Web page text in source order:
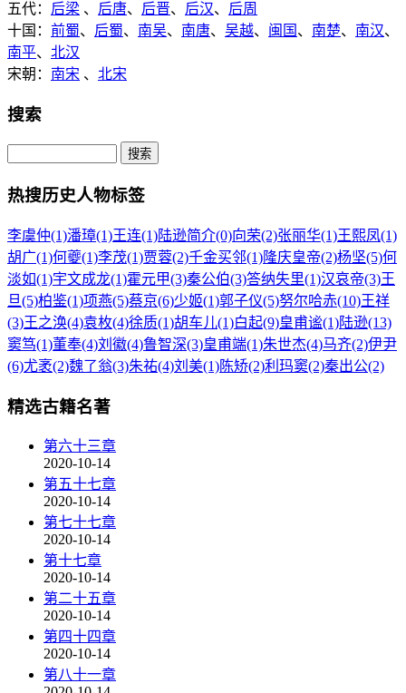
五代： 后梁 、 后唐、 后晋、 后汉、 后周
十国： 前蜀、 后蜀、 南吴、 南唐、 吴越、 闽国 、 南楚、 南汉、
南平、 北汉
宋朝： 南宋 、 北宋
搜索
热搜历史人物标签
李虞仲(1)潘璋(1)王连(1)陆逊简介(0)向荣(2)张丽华(1)王熙凤(1)
胡广(1)何夔(1)李茂(1)贾蓉(2)千金买邻(1)隆庆皇帝(2)杨坚(5)何
淡如(1)宇文成龙(1)霍元甲(3)秦公伯(3)答纳失里(1)汉哀帝(3)王
旦(5)柏鉴(1)项燕(5)蔡京(6)少姬(1)郭子仪(5)努尔哈赤(10)王祥
(3)王之涣(4)袁枚(4)徐质(1)胡车儿(1)白起(9)皇甫谧(1)陆逊(13)
窦笃(1)董奉(4)刘徽(4)鲁智深(3)皇甫端(1)朱世杰(4)马齐(2)伊尹
(6)尤袤(2)魏了翁(3)朱祐(4)刘美(1)陈矫(2)利玛窦(2)秦出公(2)
精选古籍名著
第六十三章
2020-10-14
第五十七章
2020-10-14
第七十七章
2020-10-14
第十七章
2020-10-14
第二十五章
2020-10-14
第四十四章
2020-10-14
第八十一章